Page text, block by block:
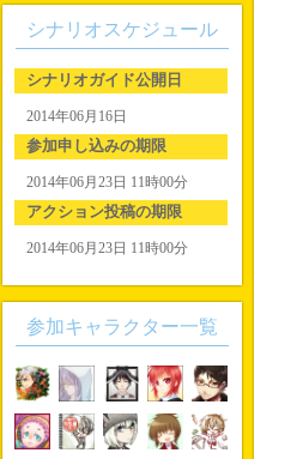
シナリオスケジュール
シナリオガイド公開日
2014年06月16日
参加申し込みの期限
2014年06月23日 11時00分
アクション投稿の期限
2014年06月23日 11時00分
参加キャラクター一覧